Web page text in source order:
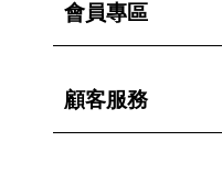
會員專區
顧客服務